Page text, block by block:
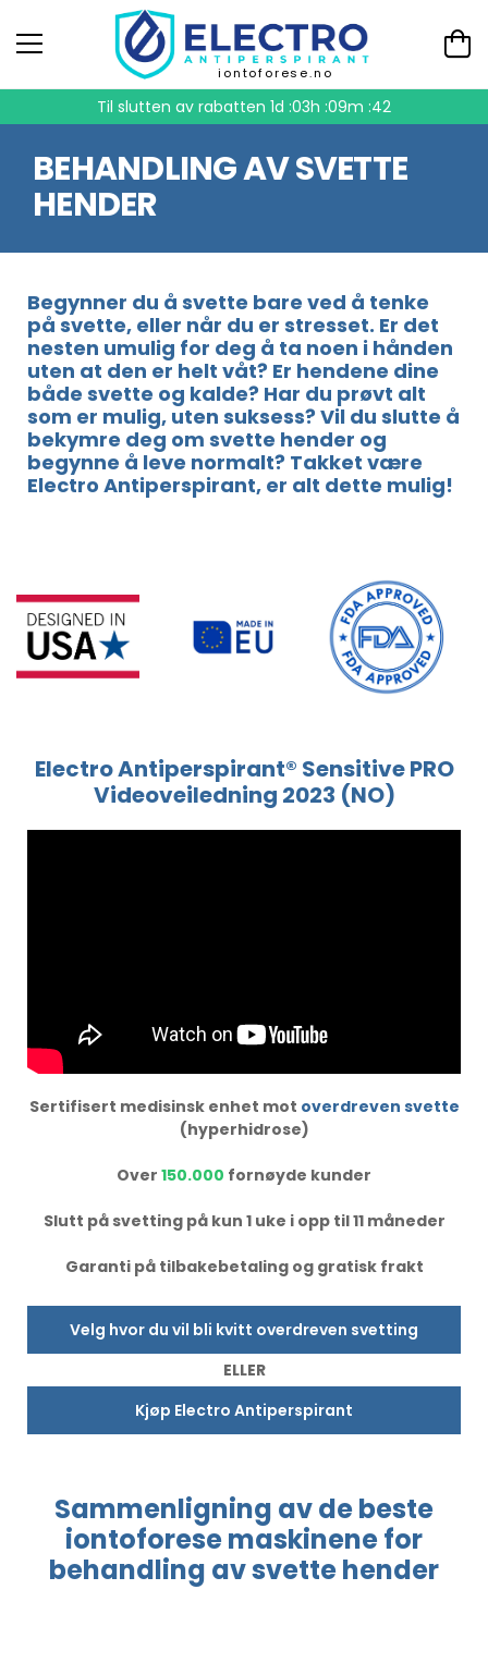
iontoforese.no
Til slutten av rabatten 1d :03h :09m :42
BEHANDLING AV SVETTE
HENDER
Begynner du å svette bare ved å tenke
på svette, eller når du er stresset. Er det
nesten umulig for deg å ta noen i hånden
uten at den er helt våt? Er hendene dine
både svette og kalde? Har du prøvt alt
som er mulig, uten suksess? Vil du slutte å
bekymre deg om svette hender og
begynne å leve normalt? Takket være
Electro Antiperspirant, er alt dette mulig!
Electro Antiperspirant® Sensitive PRO
Videoveiledning 2023 (NO)
Sertifisert medisinsk enhet mot overdreven svette
(hyperhidrose)
Over 150.000 fornøyde kunder
Slutt på svetting på kun 1 uke i opp til 11 måneder
Garanti på tilbakebetaling og gratisk frakt
Velg hvor du vil bli kvitt overdreven svetting
ELLER
Kjøp Electro Antiperspirant
Sammenligning av de beste
iontoforesemaskinenefor
behandling av svette hender